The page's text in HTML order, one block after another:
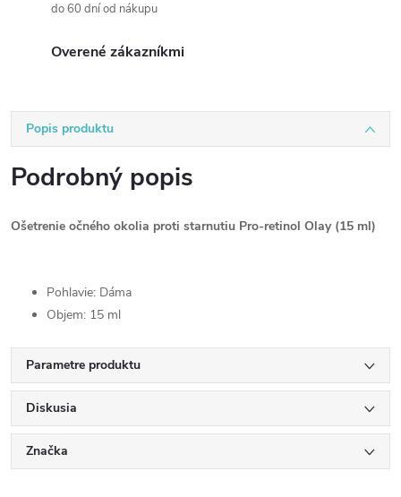
do 60 dní od nákupu
Overené zákazníkmi
Popis produktu
Podrobný popis
Ošetrenie očného okolia proti starnutiu Pro-retinol Olay (15 ml)
Pohlavie: Dáma
Objem: 15 ml
Parametre produktu
Diskusia
Značka